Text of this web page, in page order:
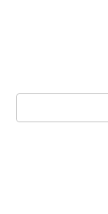
Пошук: